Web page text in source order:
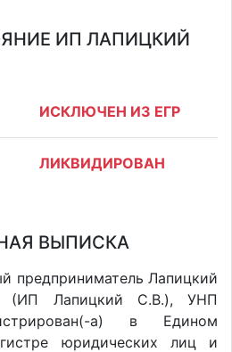
ИП ЛАПИЦКИЙ
ИСКЛЮЧЕН ИЗ ЕГР
ЛИКВИДИРОВАН
ВЫПИСКА
предприниматель Лапицкий
(ИП Лапицкий С.В.), УНП
а) в Едином
юридических лиц и